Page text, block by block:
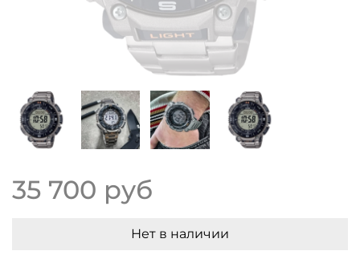
35 700 руб
Нет в наличии